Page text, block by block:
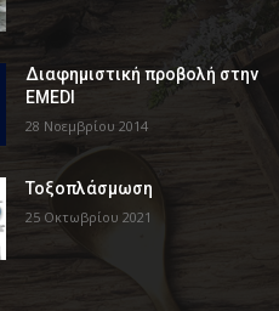
Διαφημιστική προβολή στην
EMEDI
28 Νοεμβρίου 2014
Τοξοπλάσμωση
25 Οκτωβρίου 2021